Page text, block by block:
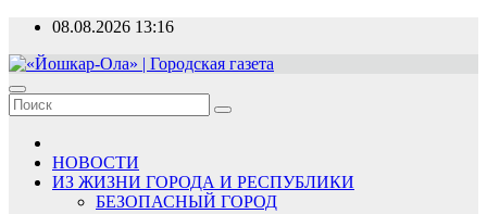
Перейти
содержимому
08.08.2026 13:16
«Йошкар-Ола» | Городская газета
Новости, события, люди
НОВОСТИ
ИЗ ЖИЗНИ ГОРОДА И РЕСПУБЛИКИ
БЕЗОПАСНЫЙ ГОРОД